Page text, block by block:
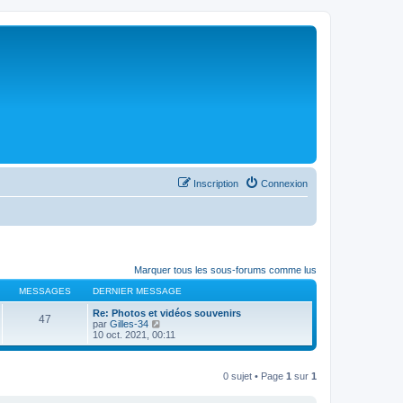
Connexion
Inscription
Marquer tous les sous-forums comme lus
MESSAGES DERNIER MESSAGE
47
Re: Photos et vidéos souvenirs
par Gilles-34
o
n
10 oct. 2021, 00:11
0 sujet • Page 1 sur 1